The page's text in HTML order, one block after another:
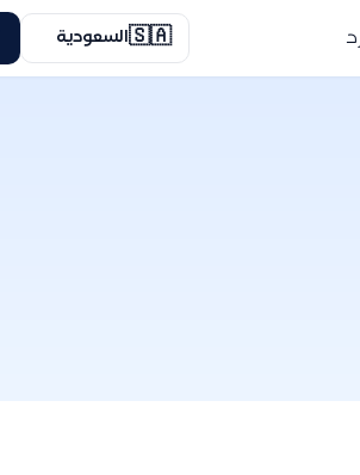
🇸🇦السعودية